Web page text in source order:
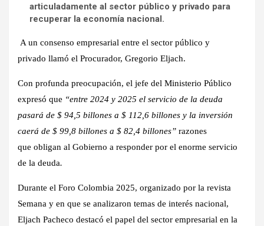
articuladamente al sector público y privado para
recuperar la economía nacional.
A un consenso empresarial entre el sector público y
privado llamó el Procurador, Gregorio Eljach.
Con profunda preocupación, el jefe del Ministerio Público
expresó que “entre 2024 y 2025 el servicio de la deuda
pasará de $ 94,5 billones a $ 112,6 billones y la inversión
caerá de $ 99,8 billones a $ 82,4 billones” razones
que obligan al Gobierno a responder por el enorme servicio
de la deuda.
Durante el Foro Colombia 2025, organizado por la revista
Semana y en que se analizaron temas de interés nacional,
Eljach Pacheco destacó el papel del sector empresarial en la